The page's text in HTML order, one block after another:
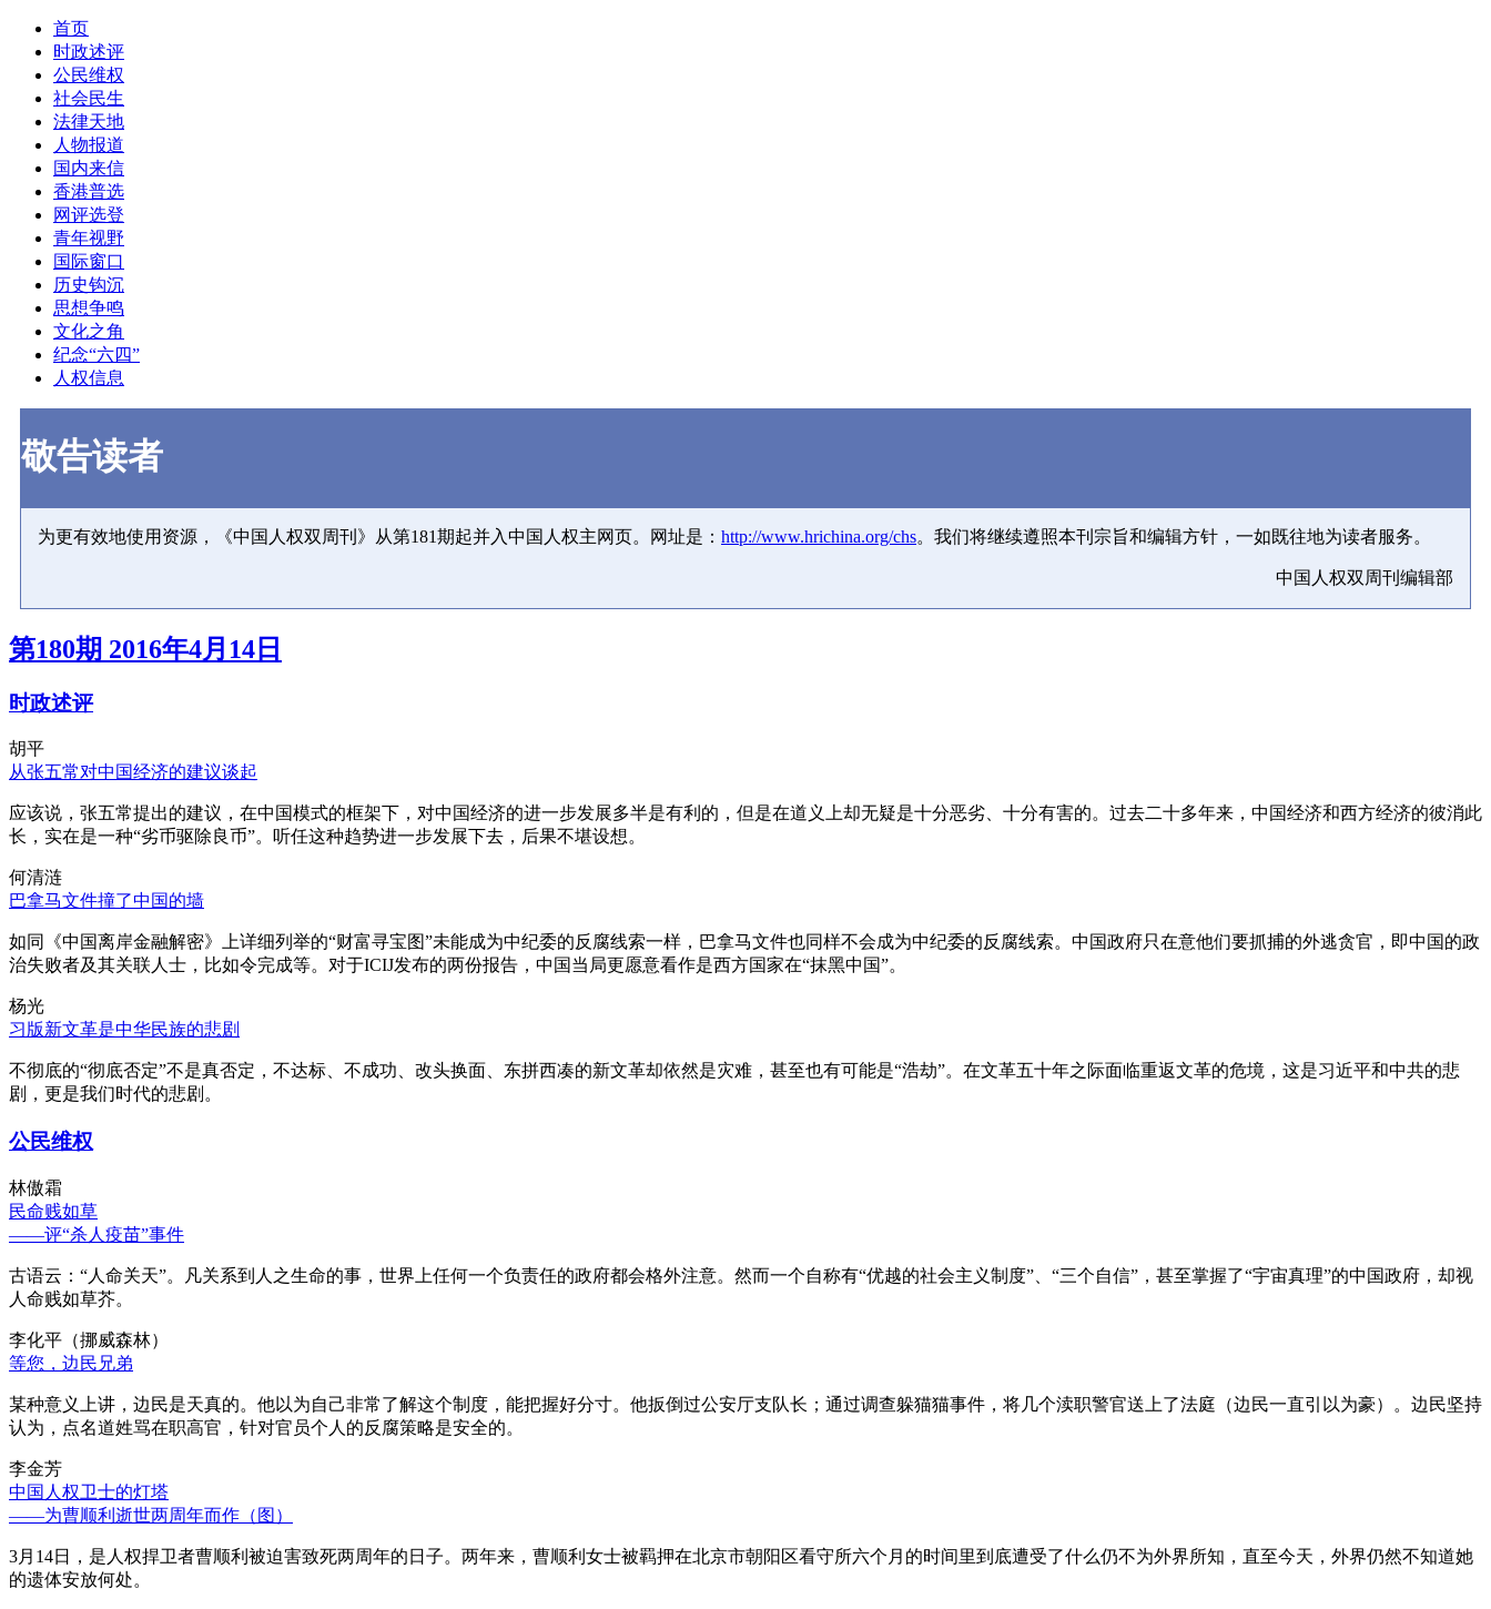
首页
时政述评
公民维权
社会民生
法律天地
人物报道
国内来信
香港普选
网评选登
青年视野
国际窗口
历史钩沉
思想争鸣
文化之角
纪念“六四”
人权信息
敬告读者
为更有效地使用资源，《中国人权双周刊》从第181期起并入中国人权主网页。网址是： http://www.hrichina.org/chs。我们将继续遵照本刊宗旨和编辑方针，一如既往地为读者服务。
中国人权双周刊编辑部
第180期 2016年4月14日
时政述评
胡平
从张五常对中国经济的建议谈起
应该说，张五常提出的建议，在中国模式的框架下，对中国经济的进一步发展多半是有利的，但是在道义上却无疑是十分恶劣、十分有害的。过去二十多年来，中国经济和西方经济的彼消此
长，实在是一种“劣币驱除良币”。听任这种趋势进一步发展下去，后果不堪设想。
何清涟
巴拿马文件撞了中国的墙
如同《中国离岸金融解密》上详细列举的“财富寻宝图”未能成为中纪委的反腐线索一样，巴拿马文件也同样不会成为中纪委的反腐线索。中国政府只在意他们要抓捕的外逃贪官，即中国的政
治失败者及其关联人士，比如令完成等。对于ICIJ发布的两份报告，中国当局更愿意看作是西方国家在“抹黑中国”。
杨光
习版新文革是中华民族的悲剧
不彻底的“彻底否定”不是真否定，不达标、不成功、改头换面、东拼西凑的新文革却依然是灾难，甚至也有可能是“浩劫”。在文革五十年之际面临重返文革的危境，这是习近平和中共的悲
剧，更是我们时代的悲剧。
公民维权
林傲霜
民命贱如草
——评“杀人疫苗”事件
古语云：“人命关天”。凡关系到人之生命的事，世界上任何一个负责任的政府都会格外注意。然而一个自称有“优越的社会主义制度”、“三个自信”，甚至掌握了“宇宙真理”的中国政府，却视
人命贱如草芥。
李化平（挪威森林）
等您，边民兄弟
某种意义上讲，边民是天真的。他以为自己非常了解这个制度，能把握好分寸。他扳倒过公安厅支队长；通过调查躲猫猫事件，将几个渎职警官送上了法庭（边民一直引以为豪）。边民坚持
认为，点名道姓骂在职高官，针对官员个人的反腐策略是安全的。
李金芳
中国人权卫士的灯塔
——为曹顺利逝世两周年而作（图）
3月14日，是人权捍卫者曹顺利被迫害致死两周年的日子。两年来，曹顺利女士被羁押在北京市朝阳区看守所六个月的时间里到底遭受了什么仍不为外界所知，直至今天，外界仍然不知道她
的遗体安放何处。